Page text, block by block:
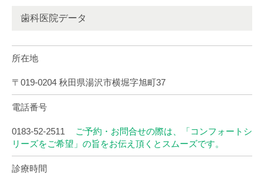
歯科医院データ
所在地
〒019-0204 秋田県湯沢市横堀字旭町37
電話番号
0183-52-2511
ご予約・お問合せの際は、「コンフォートシ
リーズをご希望」の旨をお伝え頂くとスムーズです。
診療時間